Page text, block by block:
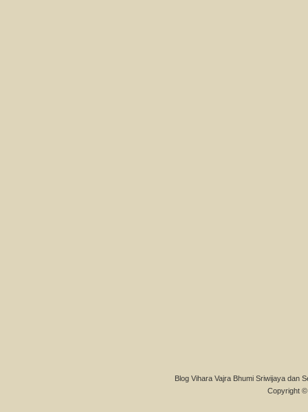
Blog Vihara Vajra Bhumi Sriwijaya dan
Copyright ©